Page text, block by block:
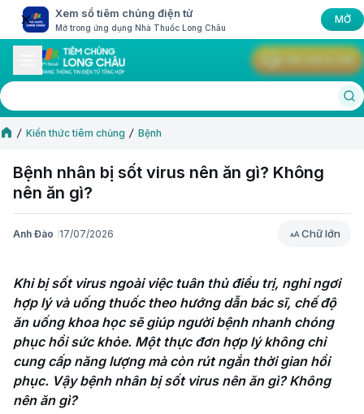
Xem sổ tiêm chủng điện tử
Mở trong ứng dụng Nhà Thuốc Long Châu
MỞ
Kiến thức tiêm chủng Bệnh
Bệnh nhân bị sốt virus nên ăn gì? Không
nên ăn gì?
Anh Đào 17/07/2026 Chữ lớn
Chữ lớn
Khi bị sốt virus ngoài việc tuân thủ điều trị, nghỉ ngơi
hợp lý và uống thuốc theo hướng dẫn bác sĩ, chế độ
ăn uống khoa học sẽ giúp người bệnh nhanh chóng
phục hồi sức khỏe. Một thực đơn hợp lý không chỉ
cung cấp năng lượng mà còn rút ngắn thời gian hồi
phục. Vậy bệnh nhân bị sốt virus nên ăn gì? Không
nên ăn gì?